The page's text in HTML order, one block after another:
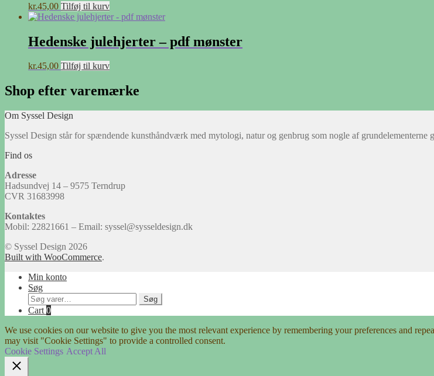
kr.45,00 Tilføj til kurv
Hedenske julehjerter – pdf mønster
kr.45,00 Tilføj til kurv
Shop efter varemærke
Om Syssel Design
Syssel Design står for spændende kunsthåndværk med mytologi, natur og genbrug som nogle af grundelementerne
Find os
Adresse
Hadsundvej 14 – 9575 Terndrup
CVR 31683998
Kontaktes
Mobil: 22821661 – Email: syssel@sysseldesign.dk
© Syssel Design 2026
Built with WooCommerce.
Min konto
Søg
Søg
efter:
Søg
Cart 0
We use cookies on our website to give you the most relevant experience by remembering your preferences and
may visit "Cookie Settings" to provide a controlled consent.
Cookie Settings Accept All